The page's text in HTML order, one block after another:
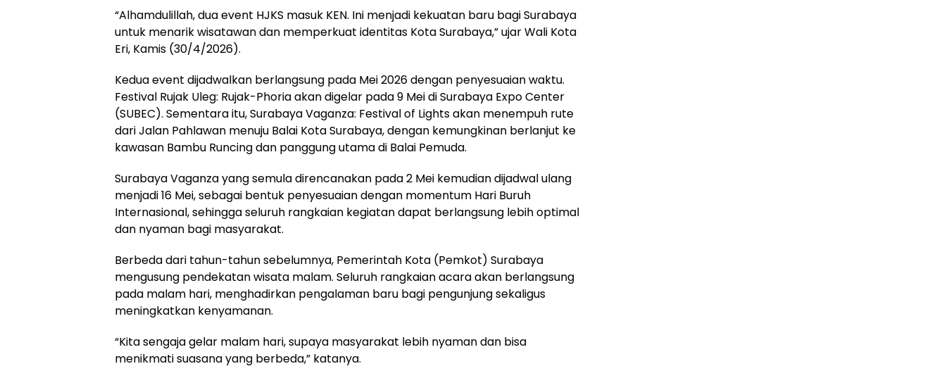
“Alhamdulillah, dua event HJKS masuk KEN. Ini menjadi kekuatan baru bagi Surabaya
untuk menarik wisatawan dan memperkuat identitas Kota Surabaya,” ujar Wali Kota
Eri, Kamis (30/4/2026).
Kedua event dijadwalkan berlangsung pada Mei 2026 dengan penyesuaian waktu.
Festival Rujak Uleg: Rujak-Phoria akan digelar pada 9 Mei di Surabaya Expo Center
(SUBEC). Sementara itu, Surabaya Vaganza: Festival of Lights akan menempuh rute
dari Jalan Pahlawan menuju Balai Kota Surabaya, dengan kemungkinan berlanjut ke
kawasan Bambu Runcing dan panggung utama di Balai Pemuda.
Surabaya Vaganza yang semula direncanakan pada 2 Mei kemudian dijadwal ulang
menjadi 16 Mei, sebagai bentuk penyesuaian dengan momentum Hari Buruh
Internasional, sehingga seluruh rangkaian kegiatan dapat berlangsung lebih optimal
dan nyaman bagi masyarakat.
Berbeda dari tahun-tahun sebelumnya, Pemerintah Kota (Pemkot) Surabaya
mengusung pendekatan wisata malam. Seluruh rangkaian acara akan berlangsung
pada malam hari, menghadirkan pengalaman baru bagi pengunjung sekaligus
meningkatkan kenyamanan.
“Kita sengaja gelar malam hari, supaya masyarakat lebih nyaman dan bisa
menikmati suasana yang berbeda,” katanya.